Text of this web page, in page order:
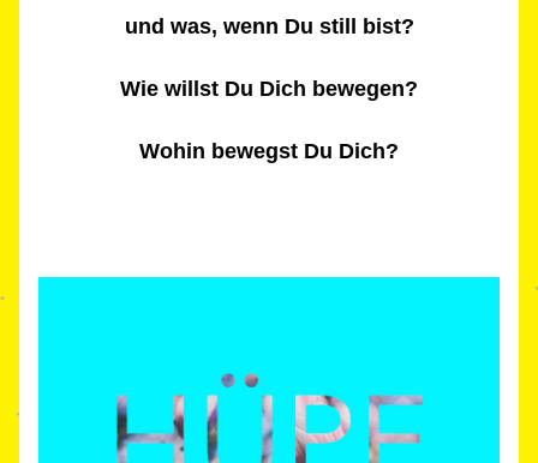
und was, wenn Du still bist?
Wie willst Du Dich bewegen?
Wohin bewegst Du Dich?